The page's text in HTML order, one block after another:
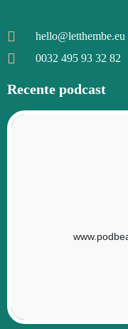
hello@letthembe.eu
0032 495 93 32 82
Recente podcast